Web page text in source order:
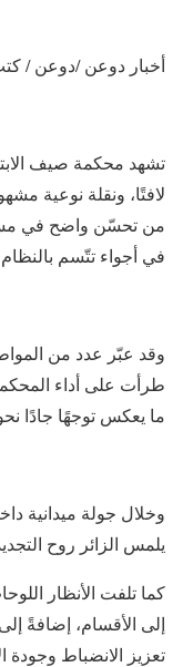
أخبار دوعن /دوعن /
تشهد محكمة صيف
لافتًا، ونقلة نوعية
من تحسّن واضح في
في أجواء تتّسم بالنظام
وقد عبّر عدد من
طرأت على أداء
ما يعكس توجهًا جادًا
وخلال جولة ميدانية
يلمس الزائر روح
كما تلفت الأنظار
إلى الأقسام، إضافةً
تعزيز الانضباط وجودة